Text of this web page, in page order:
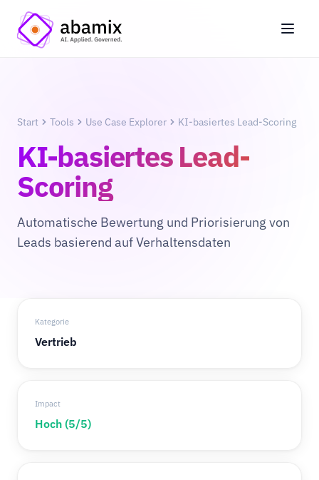
Start Tools Use Case Explorer KI-basiertes Lead-Scoring
KI-basiertes Lead-
Scoring
Automatische Bewertung und Priorisierung von
Leads basierend auf Verhaltensdaten
Kategorie
Vertrieb
Impact
Hoch (5/5)